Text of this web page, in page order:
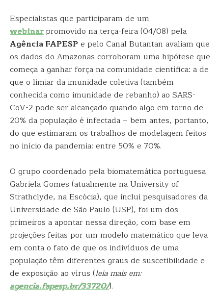
Especialistas que participaram de um
webinarpromovido na terça-feira (04/08) pela
Agência FAPESPe pelo Canal Butantan avaliam que
os dados do Amazonas corroboram uma hipótese que
começa a ganhar força na comunidade científica: a de
que o limiar da imunidade coletiva (também
conhecida como imunidade de rebanho) ao SARS-
CoV-2 pode ser alcançado quando algo em torno de
20% da população é infectada – bem antes, portanto,
do que estimaram os trabalhos de modelagem feitos
no início da pandemia: entre 50% e 70%.
O grupo coordenado pela biomatemática portuguesa
Gabriela Gomes (atualmente na University of
Strathclyde, na Escócia), que inclui pesquisadores da
Universidade de São Paulo (USP), foi um dos
primeiros a apontar nessa direção, com base em
projeções feitas por um modelo matemático que leva
em conta o fato de que os indivíduos de uma
população têm diferentes graus de suscetibilidade e
de exposição ao vírus (leia mais em:
agencia.fapesp.br/33720/).